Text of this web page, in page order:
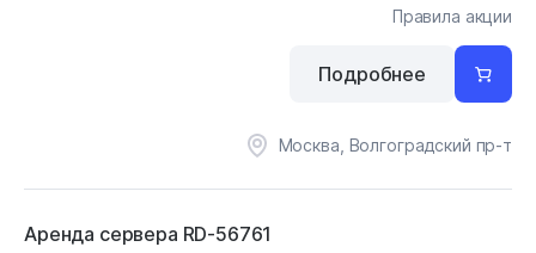
Правила акции
Москва, Волгоградский пр-т
Подробнее
Аренда сервера RD-56761